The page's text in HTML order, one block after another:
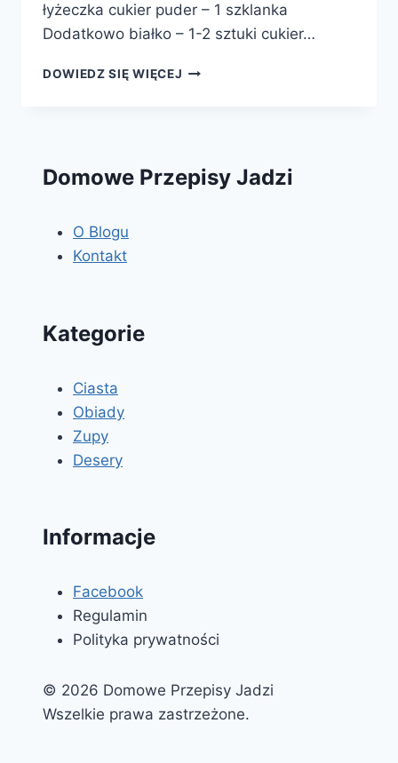
łyżeczka cukier puder – 1 szklanka
Dodatkowo białko – 1-2 sztuki cukier…
DOWIEDZ SIĘ WIĘCEJ CIASTECZKA
Domowe Przepisy Jadzi
O Blogu
Kontakt
Kategorie
Ciasta
Obiady
Zupy
Desery
Informacje
Facebook
Regulamin
Polityka prywatności
© 2026 Domowe Przepisy Jadzi
Wszelkie prawa zastrzeżone.